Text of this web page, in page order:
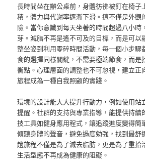
長時間坐在辦公桌前，身體彷彿被釘在椅子
積，體力與代謝率逐漸下滑。這不僅是外觀
險。當你意識到每天坐著的時間超過八小時
芽。減脂不再是遙不可及的目標，而是可以
整坐姿到利用零碎時間活動，每一個小步驟
食的選擇同樣關鍵，不需要極端節食，而是
衡點。心理層面的調整也不可忽視，建立正
旅程成為一種自我照顧的實踐。
環境的設計能大大提升行動力，例如使用站
提醒。社群的支持與專業指導，能提供持續
技工具如健身應用程式，讓追蹤進度變得簡
傾聽身體的聲音，避免過度勉強，找到最舒
趟旅程不僅是為了減去脂肪，更是為了重拾
生活型態不再成為健康的阻礙。